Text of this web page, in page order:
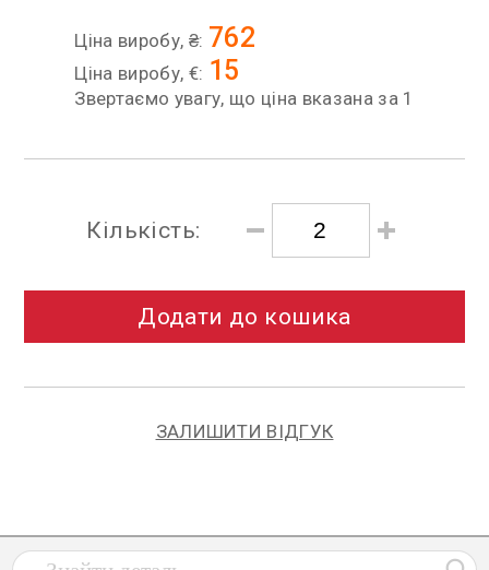
Ціна виробу, ₴: 762
Ціна виробу, €: 15
Звертаємо увагу, що ціна вказана за 1
Кількість:
Додати до кошика
ЗАЛИШИТИ ВІДГУК